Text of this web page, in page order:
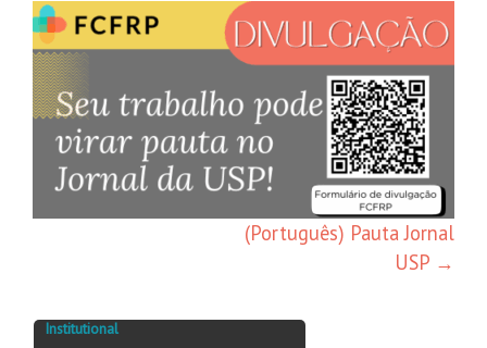
(Português) Pauta Jornal
USP →
Institutional